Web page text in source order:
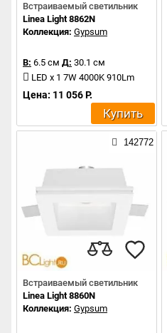
Встраиваемый светильник
Linea Light 8862N
Коллекция: Gypsum
В: 6.5 см Д: 30.1 см
LED x 1 7W 4000K 910Lm
Цена: 11 056 Р.
Купить
142772
Встраиваемый светильник
Linea Light 8860N
Коллекция: Gypsum